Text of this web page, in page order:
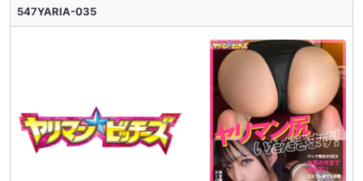
547YARIA-035